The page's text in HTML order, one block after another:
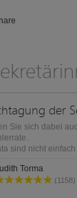
Sie sich dabei
sind nicht
Torma
(1158)